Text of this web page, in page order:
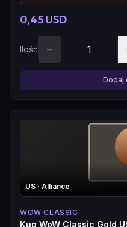
0,45 USD
Ilość −
Dodaj
US · Alliance
WOW CLASSIC
Kup WoW Classic Gold